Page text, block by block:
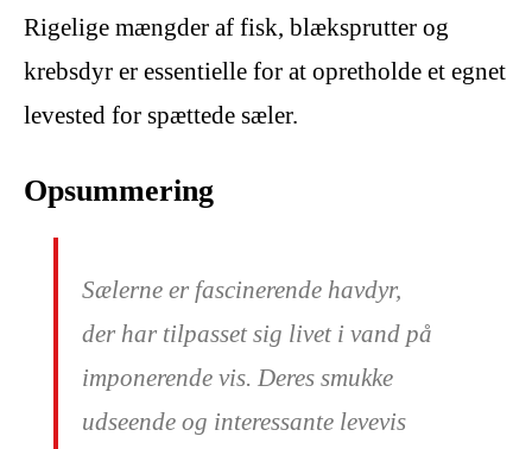
Rigelige mængder af fisk, blæksprutter og
krebsdyr er essentielle for at opretholde et egnet
levested for spættede sæler.
Opsummering
Sælerne er fascinerende havdyr,
der har tilpasset sig livet i vand på
imponerende vis. Deres smukke
udseende og interessante levevis